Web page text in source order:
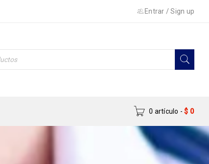
Entrar /Sign up
0 artículo - $ 0